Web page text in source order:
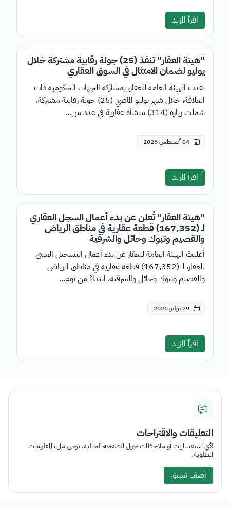
اقرأ المزيد
"هيئة العقار" تنفذ (25) جولة رقابية مشتركة خلال
يوليو لضمان الامتثال في السوق العقاري
نفذت الهيئة العامة للعقار، بمشاركة الجهات الحكومية ذات
العلاقة، خلال شهر يوليو الماضي (25) جولة رقابية مشتركة،
شملت زيارة (314) منشأة عقارية في عدد من...
04 أغسطس 2026
اقرأ المزيد
"هيئة العقار" تُعلن عن بدء أعمال السجل العقاري
لـ (167,352) قطعة عقارية في مناطق الرياض
والقصيم وتبوك وحائل والشرقية
أعلنتْ الهيئة العامة للعقار عن بدء أعمال التسجيل العيني
للعقار، لـ (167,352) قطعة عقارية في مناطق الرياض
والقصيم وتبوك وحائل والشرقية، ابتداءً من يوم...
29 يوليو 2026
اقرأ المزيد
التعليقات والاقتراحات
لأي استفسارات أو ملاحظات حول الصفحة الحالية، يرجى ملء المعلومات
المطلوبة.
أضف تعليق